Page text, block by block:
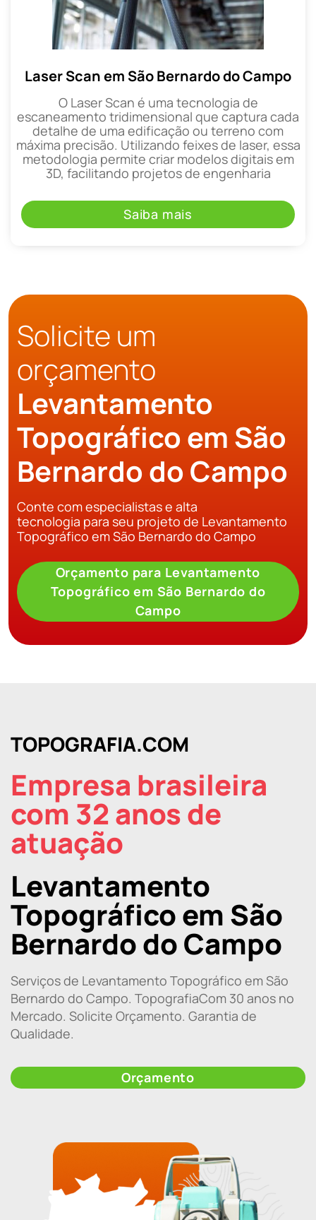
Laser Scan em São Bernardo do Campo
O Laser Scan é uma tecnologia de
escaneamento tridimensional que captura cada
detalhe de uma edificação ou terreno com
máxima precisão. Utilizando feixes de laser, essa
metodologia permite criar modelos digitais em
3D, facilitando projetos de engenharia
Saiba mais
Solicite um
orçamento
Levantamento
Topográfico em São
Bernardo do Campo
Conte com especialistas e alta
tecnologia para seu projeto de Levantamento
Topográfico em São Bernardo do Campo
Orçamento para Levantamento
Topográfico em São Bernardo do
Campo
TOPOGRAFIA.COM
Empresa brasileira
com 32 anos de
atuação
Levantamento
Topográfico em São
Bernardo do Campo
Serviços de Levantamento Topográfico em São
Bernardo do Campo. TopografiaCom 30 anos no
Mercado. Solicite Orçamento. Garantia de
Qualidade.
Orçamento